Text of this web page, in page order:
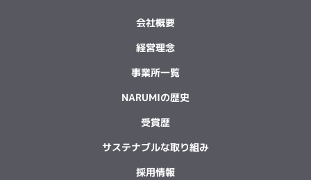
会社概要
経営理念
事業所一覧
NARUMIの歴史
受賞歴
サステナブルな取り組み
採用情報